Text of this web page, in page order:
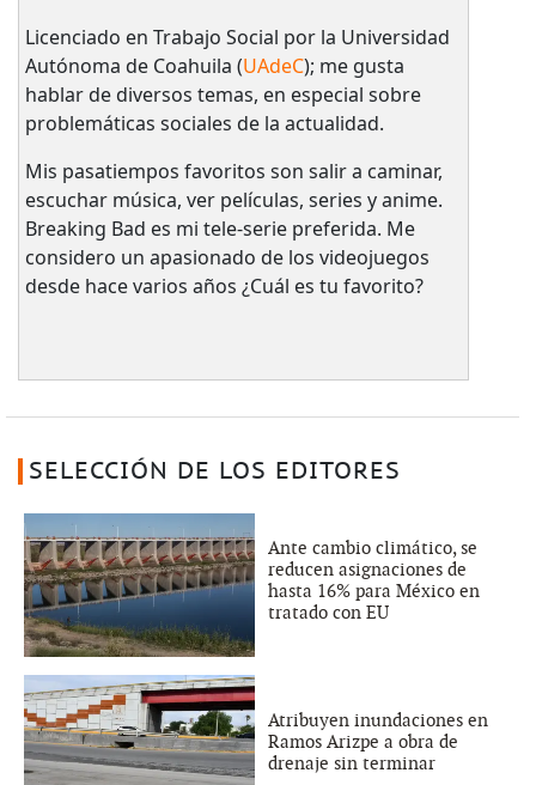
Licenciado en Trabajo Social por la Universidad
Autónoma de Coahuila (UAdeC); me gusta
hablar de diversos temas, en especial sobre
problemáticas sociales de la actualidad.
Mis pasatiempos favoritos son salir a caminar,
escuchar música, ver películas, series y anime.
Breaking Bad es mi tele-serie preferida. Me
considero un apasionado de los videojuegos
desde hace varios años ¿Cuál es tu favorito?
SELECCIÓN DE LOS EDITORES
Ante cambio climático, se
reducen asignaciones de
hasta 16% para México en
tratado con EU
Atribuyen inundaciones en
Ramos Arizpe a obra de
drenaje sin terminar